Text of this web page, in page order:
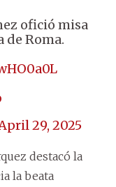
ofició misa
Roma.
29, 2025
destacó la
la beata